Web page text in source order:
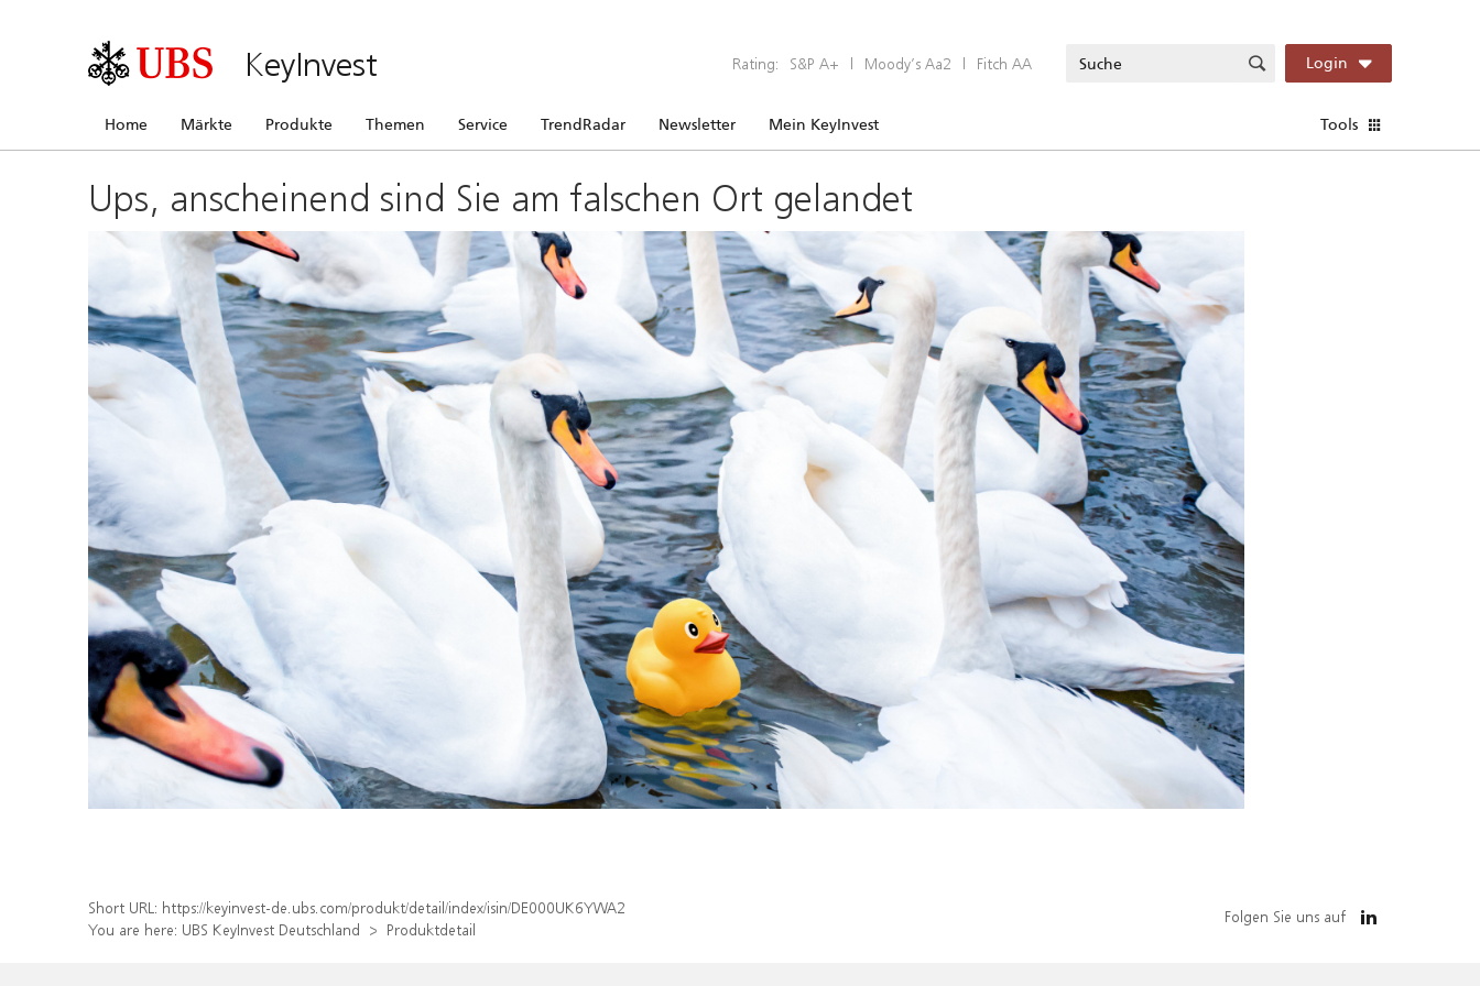
KeyInvest Rating: S&P A+ | Moody’s Aa2 | Fitch AA Login
Home Märkte Produkte Themen Service TrendRadar Newsletter Mein KeyInvest Tools
Ups, anscheinend sind Sie am falschen Ort gelandet
Short URL: https://keyinvest-de.ubs.com/produkt/detail/index/isin/DE000UK6YWA2
You are here: UBS KeyInvest Deutschland Produktdetail
Folgen Sie uns auf